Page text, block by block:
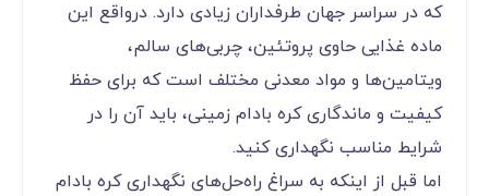
که در سراسر جهان طرفداران زیادی دارد. درواقع این
ماده غذایی حاوی پروتئین، چربی‌های سالم،
ویتامین‌ها و مواد معدنی مختلف است که برای حفظ
کیفیت و ماندگاری کره بادام زمینی، باید آن را در
شرایط مناسب نگهداری کنید.
اما قبل از اینکه به سراغ راه‌حل‌های نگهداری کره بادام